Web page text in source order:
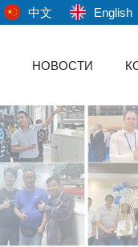
中文 English
НОВОСТИ